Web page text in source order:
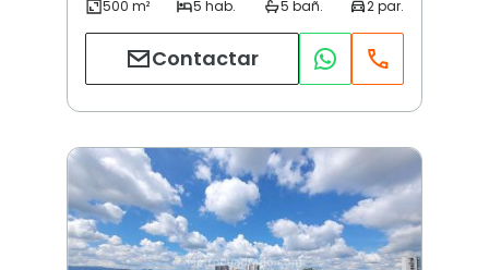
Contactar